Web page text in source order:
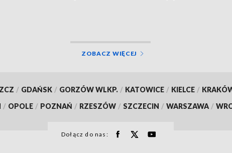
ZOBACZ WIĘCEJ
/ GDAŃSK / GORZÓW WLKP. / KATOWICE / KIELCE /
/ OPOLE / POZNAŃ / RZESZÓW / SZCZECIN / WARSZAWA /
Dołącz do nas: